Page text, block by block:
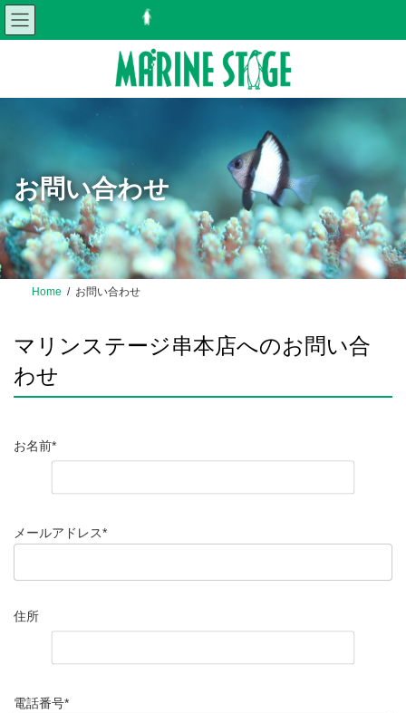
コ
ン
テ
ナ
ビ
ゲ
お問い合わせ
Home お問い合わせ
マリンステージ串本店へのお問い合
わせ
お名前*
メールアドレス*
住所
電話番号*